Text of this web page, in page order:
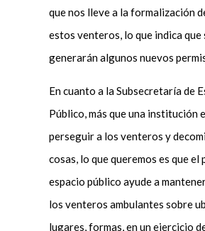
que nos lleve a la formalización
estos venteros, lo que indica que
generarán algunos nuevos
En cuanto a la Subsecretaría de
Público, más que una institución
perseguir a los venteros y
cosas, lo que queremos es que el
espacio público ayude a
los venteros ambulantes sobre
lugares, formas, en un ejercicio